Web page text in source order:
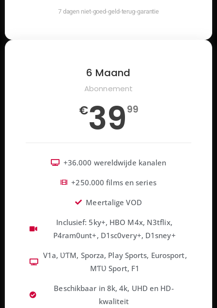
7 dagen niet-goed-geld-terug-garantie
6 Maand
Abonnement
€3999
+36.000 wereldwijde kanalen
+250.000 films en series
Meertalige VOD
Inclusief: 5ky+, HBO M4x, N3tflix,
P4ram0unt+, D1sc0very+, D1sney+
V1a, ƲƬM, Sporza, Play Sports, Eurosport,
MƬƲ Sport, F1
Beschikbaar in 8k, 4k, UHD en HD-
kwaliteit